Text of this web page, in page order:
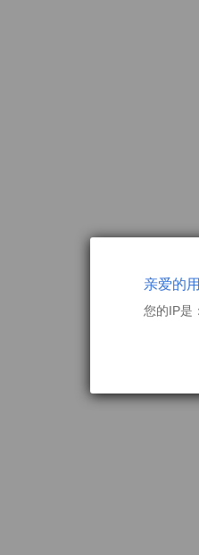
亲爱的
您的IP是